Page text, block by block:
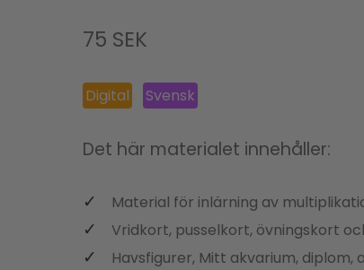
75 SEK
Digital Svensk
Det här materialet innehåller:
Material för inlärning av
Vridkort, pusselkort, övningskort
Havsfigurer, Mitt akvarium,